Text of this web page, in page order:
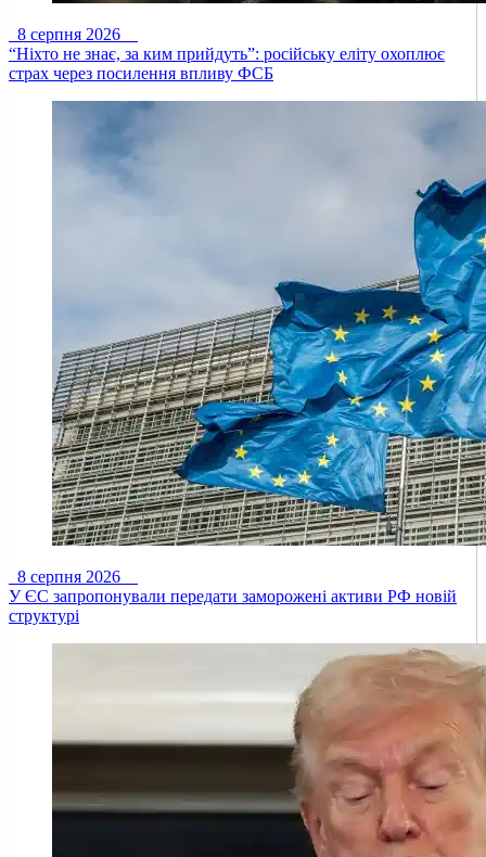
8 серпня 2026
“Ніхто не знає, за ким прийдуть”: російську еліту охоплює
страх через посилення впливу ФСБ
8 серпня 2026
У ЄС запропонували передати заморожені активи РФ новій
структурі